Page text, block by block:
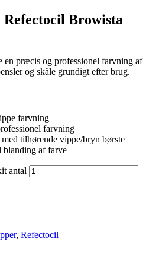
Refectocil Browista
en præcis og professionel farvning af
og skåle grundigt efter brug.
farvning
farvning
tilhørende vippe/bryn børste
blanding af farve
antal
, Refectocil